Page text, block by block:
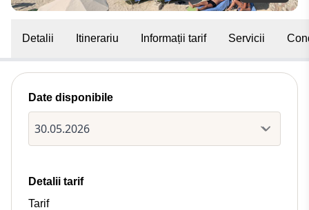
Detalii Itinerariu Informații tarif Servicii
Date disponibile
Detalii tarif
Tarif